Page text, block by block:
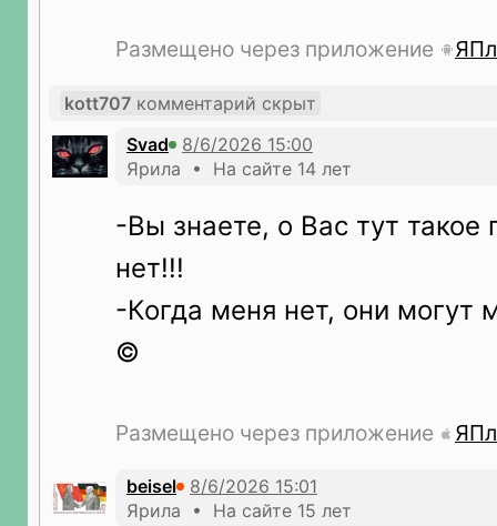
Размещено через приложение
kott707 комментарий скрыт
Svad
Ярила • На сайте 14 лет
-Вы знаете, о Вас тут такое
нет!!!
-Когда меня нет, они могут
©
Размещено через приложение
beisel
Ярила • На сайте 15 лет